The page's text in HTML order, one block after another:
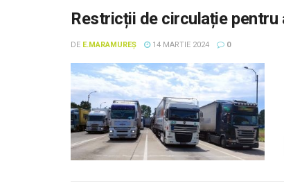
Restricții de circulație
DE E.MARAMUREȘ 14 MARTIE 2024 0